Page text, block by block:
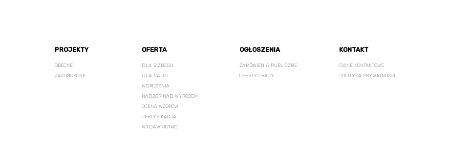
PROJEKTY
OBECNE
ZAKOŃCZONE
OFERTA
DLA BIZNESU
DLA NAUKI
WDROŻENIA
NADZÓR NAD WYROBEM
OCENA WZORÓW
CERTYFIKACJA
WYDAWNICTWO
OGŁOSZENIA
ZAMÓWIENIA PUBLICZNE
OFERTY PRACY
KONTAKT
DANE KONTAKTOWE
POLITYKA PRYWATNOŚCI